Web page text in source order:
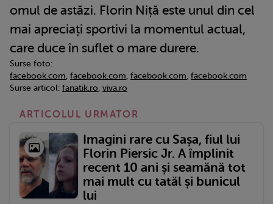
omul de astăzi. Florin Niță este unul din cel
mai apreciați sportivi la momentul actual,
care duce în suflet o mare durere.
Surse foto:
facebook.com, facebook.com, facebook.com, facebook.com
Surse articol: fanatik.ro, viva.ro
ARTICOLUL URMATOR
Imagini rare cu Sașa, fiul lui
Florin Piersic Jr. A împlinit
recent 10 ani și seamănă tot
mai mult cu tatăl și bunicul
lui